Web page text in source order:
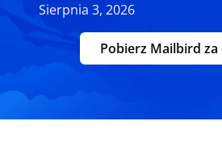
Sierpnia 3, 2026
Pobierz Mailbird